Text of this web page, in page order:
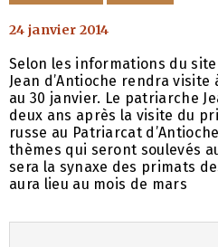
24 janvier 2014
Selon les informations du
Jean d’Antioche rendra visite
au 30 janvier. Le patriarche
deux ans après la visite du
russe au Patriarcat
thèmes qui seront soulevés
sera la synaxe des primats
aura lieu au mois de mars